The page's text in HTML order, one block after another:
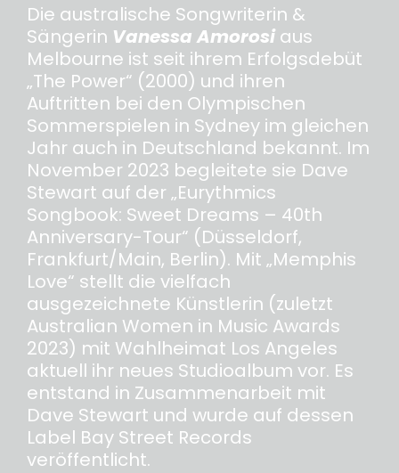
Die australische Songwriterin &
Sängerin Vanessa Amorosi aus
Melbourne ist seit ihrem Erfolgsdebüt
„The Power“ (2000) und ihren
Auftritten bei den Olympischen
Sommerspielen in Sydney im gleichen
Jahr auch in Deutschland bekannt. Im
November 2023 begleitete sie Dave
Stewart auf der „Eurythmics
Songbook: Sweet Dreams – 40th
Anniversary-Tour“ (Düsseldorf,
Frankfurt/Main, Berlin). Mit „Memphis
Love“ stellt die vielfach
ausgezeichnete Künstlerin (zuletzt
Australian Women in Music Awards
2023) mit Wahlheimat Los Angeles
aktuell ihr neues Studioalbum vor. Es
entstand in Zusammenarbeit mit
Dave Stewart und wurde auf dessen
Label Bay Street Records
veröffentlicht.